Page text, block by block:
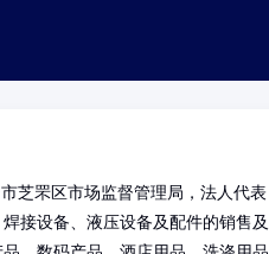
芝罘区市场监督管理局，法人代表
接设备、液压设备及配件的销售及